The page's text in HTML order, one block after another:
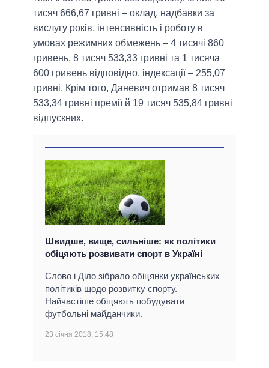
тисяч 666,67 гривні – оклад, надбавки за
вислугу років, інтенсивність і роботу в
умовах режимних обмежень – 4 тисячі 860
гривень, 8 тисяч 533,33 гривні та 1 тисяча
600 гривень відповідно, індексації – 255,07
гривні. Крім того, Даневич отримав 8 тисяч
533,34 гривні премії й 19 тисяч 535,84 гривні
відпускних.
Швидше, вище, сильніше: як політики
обіцяють розвивати спорт в Україні
Слово і Діло зібрало обіцянки українських
політиків щодо розвитку спорту.
Найчастіше обіцяють побудувати
футбольні майданчики.
23 січня 2018, 15:48